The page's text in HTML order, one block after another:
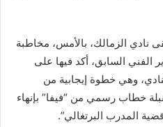
نادي الزمالك، بالأمس، مخاطبة
الفني السابق، أكد فيها على
وهي خطوة إيجابية من
خطاب رسمي من “فيفا” بإنهاء
المدرب البرتغالي”.